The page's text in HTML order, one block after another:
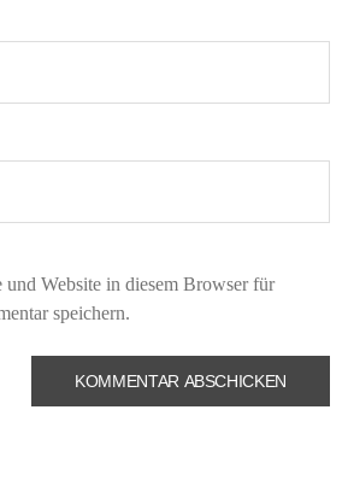
Website in diesem Browser für
speichern.